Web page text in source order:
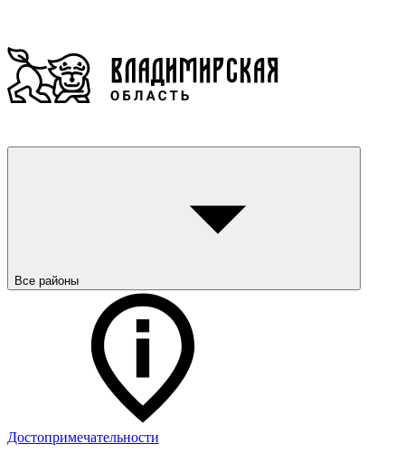
Все районы
Достопримечательности